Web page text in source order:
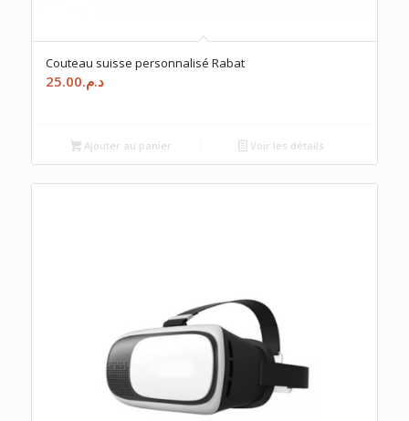
Couteau suisse personnalisé Rabat
د.م.25.00
Ajouter au panier Voir les détails